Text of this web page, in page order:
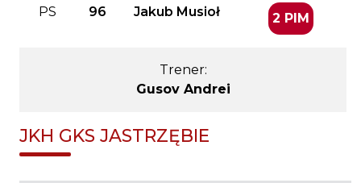
PS 96 Jakub Musioł 2 PIM
Trener:
Gusov Andrei
JKH GKS JASTRZĘBIE